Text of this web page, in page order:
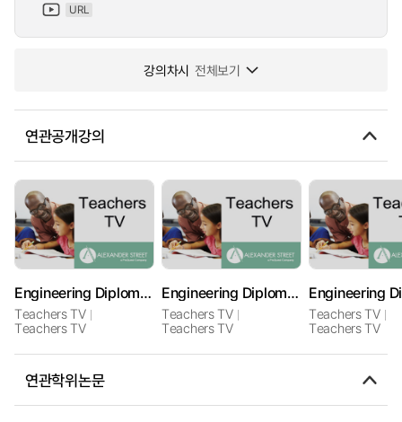
URL
강의차시 전체보기
연관공개강의
Engineering Diploma: Numeracy Skills
Teachers TV
Teachers TV
Engineering Diploma: ICT Skills
Teachers TV
Teachers TV
Teachers TV
Teachers TV
연관학위논문